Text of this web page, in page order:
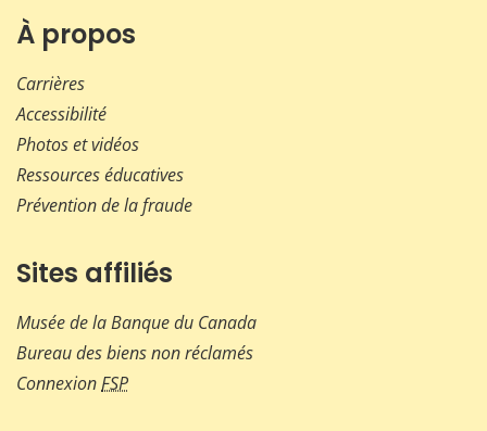
À propos
Carrières
Accessibilité
Photos et vidéos
Ressources éducatives
Prévention de la fraude
Sites affiliés
Musée de la Banque du Canada
Bureau des biens non réclamés
ConnexionFSP